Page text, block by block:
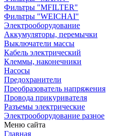
Фильтры "MFILTER"
Фильтры "WEICHAI"
Электрооборудование
Аккумуляторы, перемычки
Выключатели массы
Кабель электрический
Клеммы, наконечники
Насосы
Предохранители
Преобразователь напряжения
Провода прикуривателя
Разъемы электрические
Электрооборудование разное
Меню сайта
Главная